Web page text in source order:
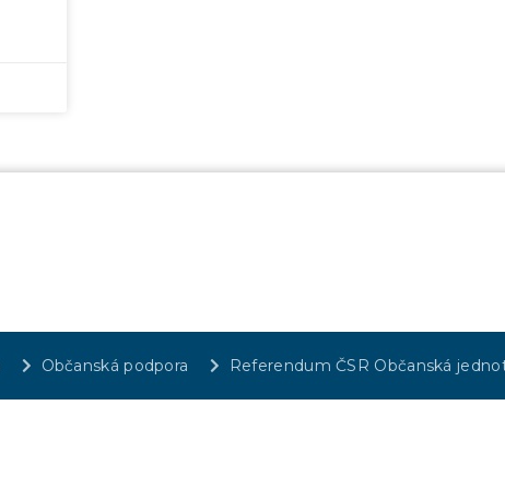
Občanská podpora Referendum ČSR Občanská